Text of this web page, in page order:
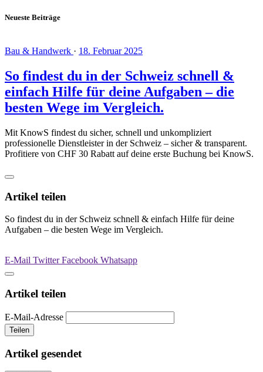
Neueste Beiträge
Bau & Handwerk · 18. Februar 2025
So findest du in der Schweiz schnell &
einfach Hilfe für deine Aufgaben – die
besten Wege im Vergleich.
Mit KnowS findest du sicher, schnell und unkompliziert
professionelle Dienstleister in der Schweiz – sicher & transparent.
Profitiere von CHF 30 Rabatt auf deine erste Buchung bei KnowS.
Artikel teilen
So findest du in der Schweiz schnell & einfach Hilfe für deine
Aufgaben – die besten Wege im Vergleich.
E-Mail TwitterFacebook Whatsapp
Artikel teilen
E-Mail-Adresse
Teilen
Artikel gesendet